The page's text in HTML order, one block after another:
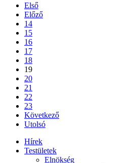
Első
Előző
14
15
16
17
18
19
20
21
22
23
Következő
Utolsó
Hírek
Testületek
Elnökség